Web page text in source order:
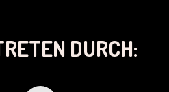
DURCH: